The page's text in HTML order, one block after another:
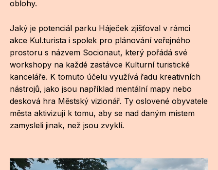
oblohy.
Jaký je potenciál parku Háječek zjišťoval v rámci
akce Kul.turista i spolek pro plánování veřejného
prostoru s názvem Socionaut, který pořádá své
workshopy na každé zastávce Kulturní turistické
kanceláře. K tomuto účelu využívá řadu kreativních
nástrojů, jako jsou například mentální mapy nebo
desková hra Městský vizionář. Ty oslovené obyvatele
města aktivizují k tomu, aby se nad daným místem
zamysleli jinak, než jsou zvyklí.